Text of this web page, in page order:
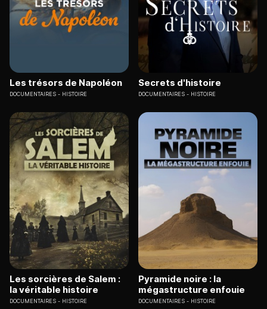
Les trésors de Napoléon
DOCUMENTAIRES HISTOIRE
Secrets d'histoire
DOCUMENTAIRES HISTOIRE
Les sorcières de Salem :
la véritable histoire
DOCUMENTAIRES HISTOIRE
Pyramide noire : la
mégastructure enfouie
DOCUMENTAIRES HISTOIRE